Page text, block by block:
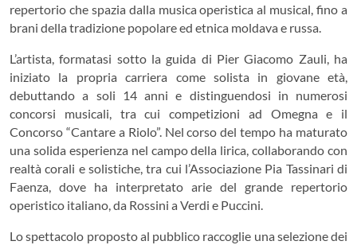
repertorio che spazia dalla musica operistica al musical, fino a
brani della tradizione popolare ed etnica moldava e russa.
L’artista, formatasi sotto la guida di Pier Giacomo Zauli, ha
iniziato la propria carriera come solista in giovane età,
debuttando a soli 14 anni e distinguendosi in numerosi
concorsi musicali, tra cui competizioni ad Omegna e il
Concorso “Cantare a Riolo”. Nel corso del tempo ha maturato
una solida esperienza nel campo della lirica, collaborando con
realtà corali e solistiche, tra cui l’Associazione Pia Tassinari di
Faenza, dove ha interpretato arie del grande repertorio
operistico italiano, da Rossini a Verdi e Puccini.
Lo spettacolo proposto al pubblico raccoglie una selezione dei